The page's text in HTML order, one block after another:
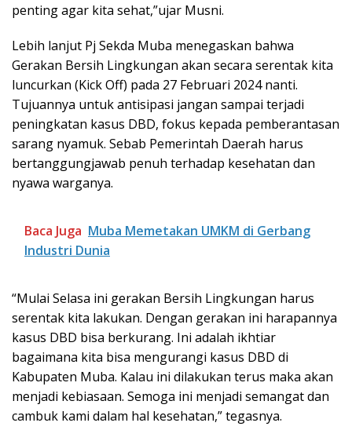
penting agar kita sehat,”ujar Musni.
Lebih lanjut Pj Sekda Muba menegaskan bahwa
Gerakan Bersih Lingkungan akan secara serentak kita
luncurkan (Kick Off) pada 27 Februari 2024 nanti.
Tujuannya untuk antisipasi jangan sampai terjadi
peningkatan kasus DBD, fokus kepada pemberantasan
sarang nyamuk. Sebab Pemerintah Daerah harus
bertanggungjawab penuh terhadap kesehatan dan
nyawa warganya.
Baca Juga Muba Memetakan UMKM di Gerbang
Industri Dunia
“Mulai Selasa ini gerakan Bersih Lingkungan harus
serentak kita lakukan. Dengan gerakan ini harapannya
kasus DBD bisa berkurang. Ini adalah ikhtiar
bagaimana kita bisa mengurangi kasus DBD di
Kabupaten Muba. Kalau ini dilakukan terus maka akan
menjadi kebiasaan. Semoga ini menjadi semangat dan
cambuk kami dalam hal kesehatan,” tegasnya.